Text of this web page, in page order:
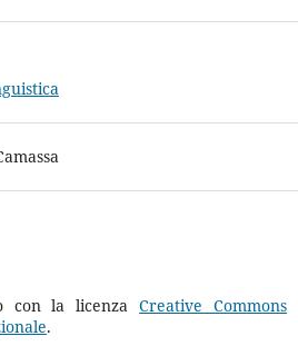
con la licenzaCreative Commons
.